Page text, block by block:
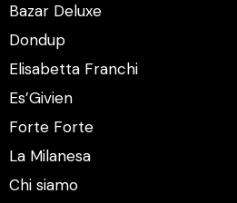
Bazar Deluxe
Dondup
Elisabetta Franchi
Es’Givien
Forte Forte
La Milanesa
Chi siamo